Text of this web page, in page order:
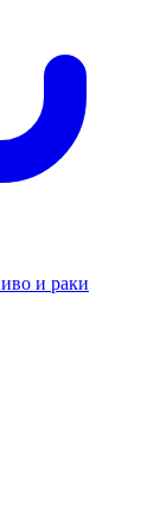
и раки